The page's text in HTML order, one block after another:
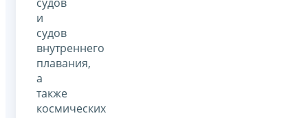
и
судов
внутреннего
плавания,
а
также
космических